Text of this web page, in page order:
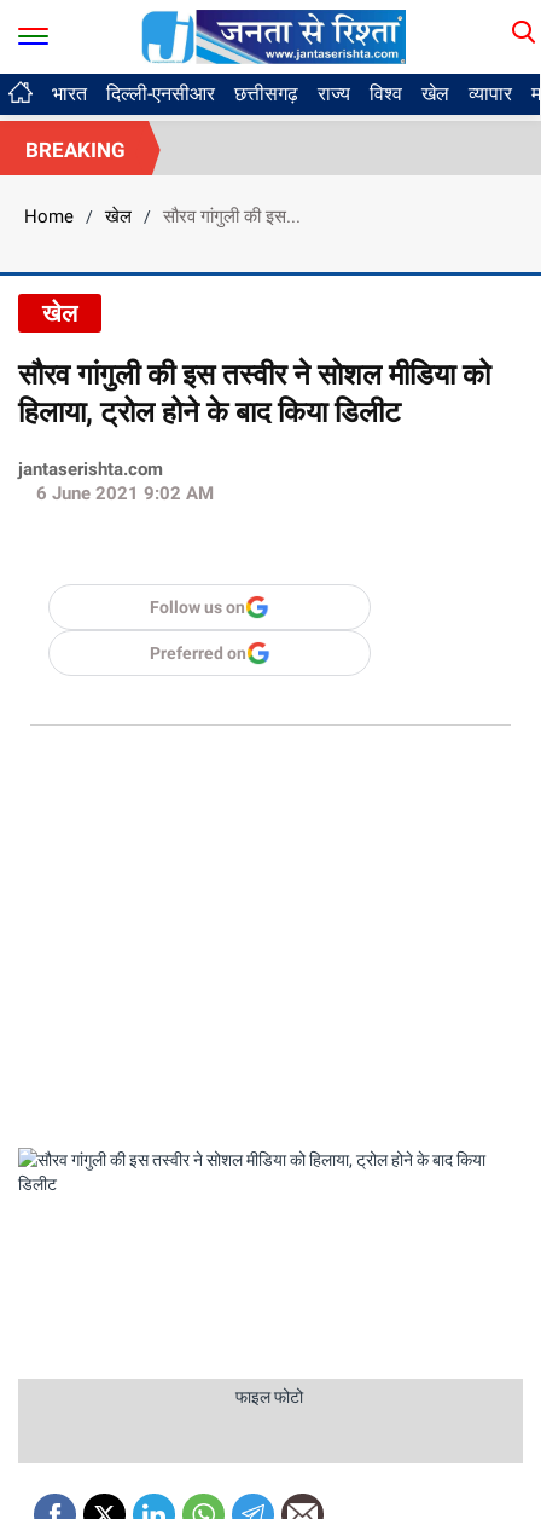
भारत दिल्ली-एनसीआर छत्तीसगढ़ राज्य विश्व खेल व्यापार
BREAKING
Home / खेल / सौरव गांगुली की इस...
खेल
सौरव गांगुली की इस तस्वीर ने सोशल मीडिया को
हिलाया, ट्रोल होने के बाद किया डिलीट
jantaserishta.com
6 June 2021 9:02 AM
Follow us on
Preferred on
फाइल फोटो